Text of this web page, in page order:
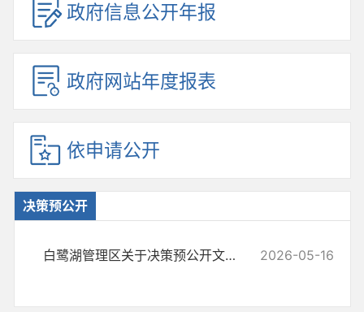
政府信息公开年报
政府网站年度报表
依申请公开
决策预公开
白鹭湖管理区关于决策预公开文件发布的情况说明 2026-05-16